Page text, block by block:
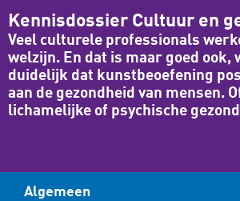
Kennisdossier Cultuur en
Veel culturele professionals
welzijn. En dat is maar goed ook,
duidelijk dat kunstbeoefening
aan de gezondheid van mensen.
lichamelijke of psychische
Algemeen